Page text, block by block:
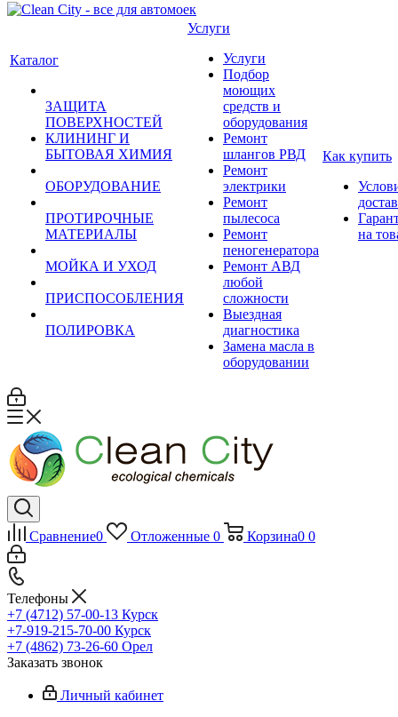
Каталог
ЗАЩИТА
ПОВЕРХНОСТЕЙ
КЛИНИНГ И
БЫТОВАЯ ХИМИЯ
ОБОРУДОВАНИЕ
ПРОТИРОЧНЫЕ
МАТЕРИАЛЫ
МОЙКА И УХОД
ПРИСПОСОБЛЕНИЯ
ПОЛИРОВКА
Услуги
Услуги
Подбор
моющих
средств и
оборудования
Ремонт
шлангов РВД
Ремонт
электрики
Ремонт
пылесоса
Ремонт
пеногенератора
Ремонт АВД
любой
сложности
Выездная
диагностика
Замена масла в
оборудовании
Как купить
на
Сравнение0 Отложенные 0 Корзина0 0
Телефоны
+7 (4712) 57-00-13 Курск
+7-919-215-70-00 Курск
+7 (4862) 73-26-60 Орел
Заказать звонок
Личный кабинет